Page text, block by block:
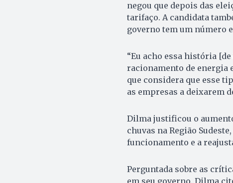
negou que depois das
tarifaço. A candidata
governo tem um número
“Eu acho essa história
racionamento de energia
que considera que esse
as empresas a deixarem
Dilma justificou o
chuvas na Região
funcionamento e a
Perguntada sobre as
em seu governo, Dilma